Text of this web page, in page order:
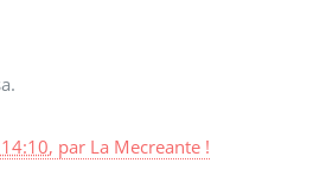
, par La Mecreante !